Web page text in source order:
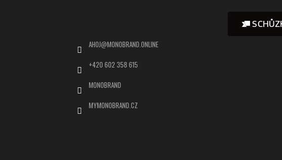
AHOJ@MONOBRAND.ONLINE
+420 602 358 615
MONOBRAND
MYMONOBRAND.CZ